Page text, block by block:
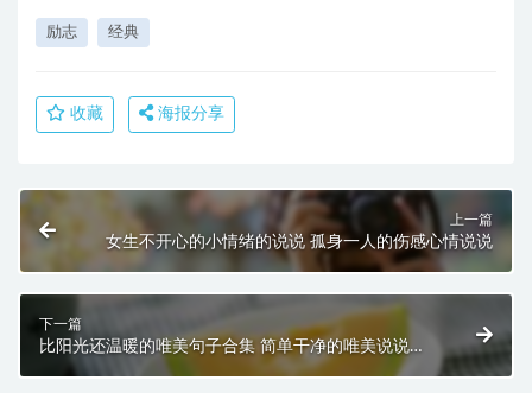
励志 经典
收藏 海报分享
上一篇
女生不开心的小情绪的说说 孤身一人的伤感心情说说
下一篇
比阳光还温暖的唯美句子合集 简单干净的唯美说说一
句话